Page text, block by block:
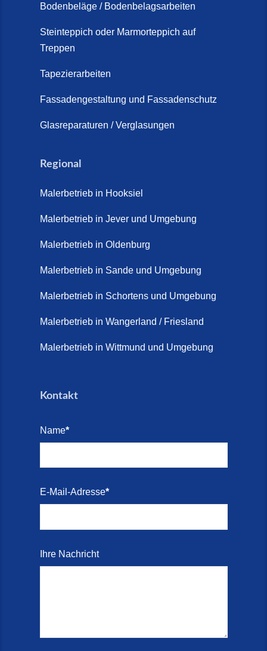
Bodenbeläge / Bodenbelagsarbeiten
Steinteppich oder Marmorteppich auf
Treppen
Tapezierarbeiten
Fassadengestaltung und Fassadenschutz
Glasreparaturen / Verglasungen
Regional
Malerbetrieb in Hooksiel
Malerbetrieb in Jever und Umgebung
Malerbetrieb in Oldenburg
Malerbetrieb in Sande und Umgebung
Malerbetrieb in Schortens und Umgebung
Malerbetrieb in Wangerland / Friesland
Malerbetrieb in Wittmund und Umgebung
Kontakt
Name*
E-Mail-Adresse*
Ihre Nachricht